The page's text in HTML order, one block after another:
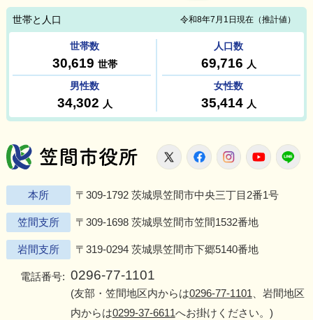
笠間市役所
X FacebookInstagram
本所 〒309-1792 茨城県笠間市中央三丁目2番1号
笠間支所 〒309-1698 茨城県笠間市笠間1532番地
岩間支所 〒319-0294 茨城県笠間市下郷5140番地
電話番号: 0296-77-1101
(友部・笠間地区内からは0296-77-1101 、岩間地区
内からは0299-37-6611へお掛けください。)